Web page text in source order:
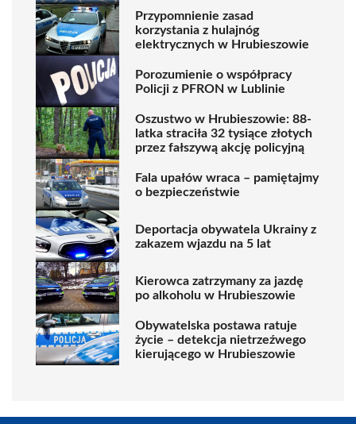
Przypomnienie zasad
korzystania z hulajnóg
elektrycznych w Hrubieszowie
Porozumienie o współpracy
Policji z PFRON w Lublinie
Oszustwo w Hrubieszowie: 88-
latka straciła 32 tysiące złotych
przez fałszywą akcję policyjną
Fala upałów wraca – pamiętajmy
o bezpieczeństwie
Deportacja obywatela Ukrainy z
zakazem wjazdu na 5 lat
Kierowca zatrzymany za jazdę
po alkoholu w Hrubieszowie
Obywatelska postawa ratuje
życie – detekcja nietrzeźwego
kierującego w Hrubieszowie